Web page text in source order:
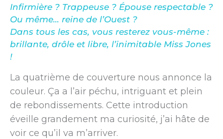
Infirmière ? Trappeuse ? Épouse respectable ?
Ou même… reine de l’Ouest ?
Dans tous les cas, vous resterez vous-même :
brillante, drôle et libre, l’inimitable Miss Jones
!
La quatrième de couverture nous annonce la
couleur. Ça a l’air péchu, intriguant et plein
de rebondissements. Cette introduction
éveille grandement ma curiosité, j’ai hâte de
voir ce qu’il va m’arriver.